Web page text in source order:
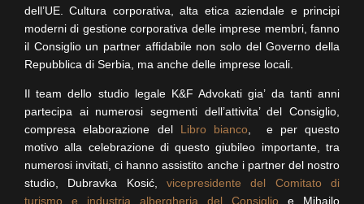
dell’UE. Cultura corporativa, alta etica aziendale e principi
moderni di gestione corporativa delle imprese membri, fanno
il Consiglio un partner affidabile non solo del Governo della
Repubblica di Serbia, ma anche delle imprese locali.
Il team dello studio legale K&F Advokati gia’ da tanti anni
partecipa ai numerosi segmenti dell’attivita’ del Consiglio,
compresa elaborazione del Libro bianco , e per questo
motivo alla celebrazione di questo giubileo importante, tra
numerosi invitati, ci hanno assistito anche i partner del nostro
studio, Dubravka Kosić, vicepresidente del Comitato di
turismo e industria albergheria del Consiglio e Mihajlo